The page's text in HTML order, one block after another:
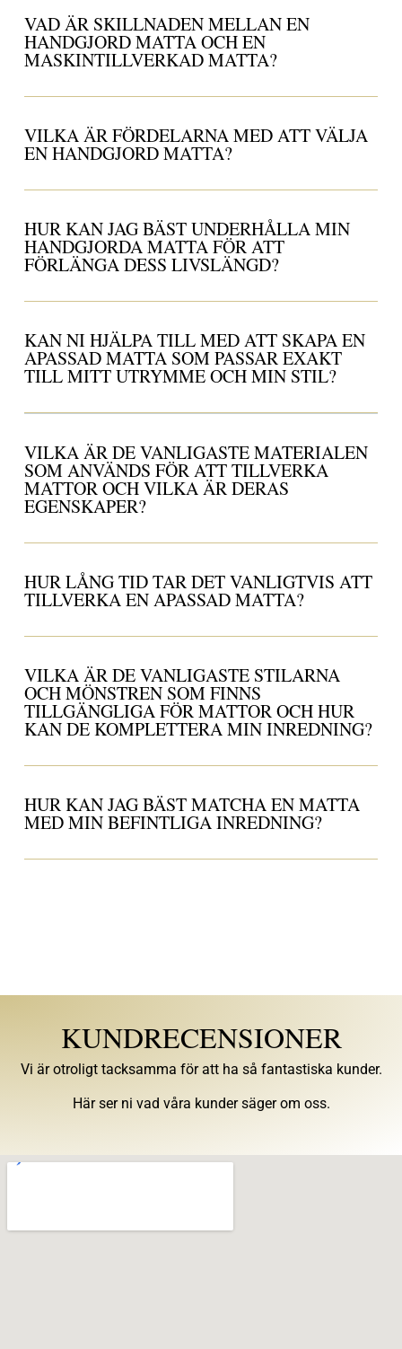
VAD ÄR SKILLNADEN MELLAN EN
HANDGJORD MATTA OCH EN
MASKINTILLVERKAD MATTA?
VILKA ÄR FÖRDELARNA MED ATT VÄLJA
EN HANDGJORD MATTA?
HUR KAN JAG BÄST UNDERHÅLLA MIN
HANDGJORDA MATTA FÖR ATT
FÖRLÄNGA DESS LIVSLÄNGD?
KAN NI HJÄLPA TILL MED ATT SKAPA EN
APASSAD MATTA SOM PASSAR EXAKT
TILL MITT UTRYMME OCH MIN STIL?
VILKA ÄR DE VANLIGASTE MATERIALEN
SOM ANVÄNDS FÖR ATT TILLVERKA
MATTOR OCH VILKA ÄR DERAS
EGENSKAPER?
HUR LÅNG TID TAR DET VANLIGTVIS ATT
TILLVERKA EN APASSAD MATTA?
VILKA ÄR DE VANLIGASTE STILARNA
OCH MÖNSTREN SOM FINNS
TILLGÄNGLIGA FÖR MATTOR OCH HUR
KAN DE KOMPLETTERA MIN INREDNING?
HUR KAN JAG BÄST MATCHA EN MATTA
MED MIN BEFINTLIGA INREDNING?
KUNDRECENSIONER
Vi är otroligt tacksamma för att ha så fantastiska kunder.
Här ser ni vad våra kunder säger om oss.